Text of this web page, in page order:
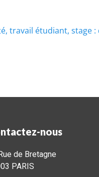
travail étudiant, stage
nous
de Bretagne
PARIS